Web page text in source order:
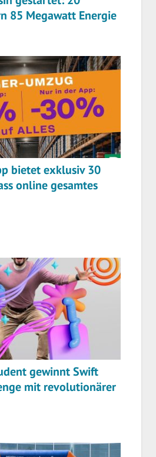
85 Megawatt Energie
bietet exklusiv 30
online gesamtes
gewinnt Swift
mit revolutionärer